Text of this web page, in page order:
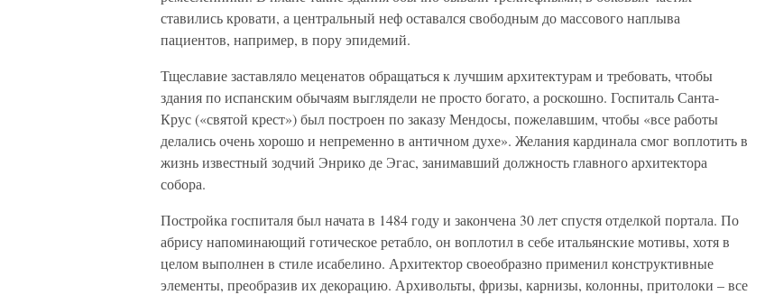
ставились кровати, а центральный неф оставался свободным до массового наплыва
пациентов, например, в пору эпидемий.
Тщеславие заставляло меценатов обращаться к лучшим архитектурам и требовать, чтобы
здания по испанским обычаям выглядели не просто богато, а роскошно. Госпиталь Санта-
Крус («святой крест») был построен по заказу Мендосы, пожелавшим, чтобы «все работы
делались очень хорошо и непременно в античном духе». Желания кардинала смог воплотить в
жизнь известный зодчий Энрико де Эгас, занимавший должность главного архитектора
собора.
Постройка госпиталя был начата в 1484 году и закончена 30 лет спустя отделкой портала. По
абрису напоминающий готическое ретабло, он воплотил в себе итальянские мотивы, хотя в
целом выполнен в стиле исабелино. Архитектор своеобразно применил конструктивные
элементы, преобразив их декорацию. Архивольты, фризы, карнизы, колонны, притолоки – все